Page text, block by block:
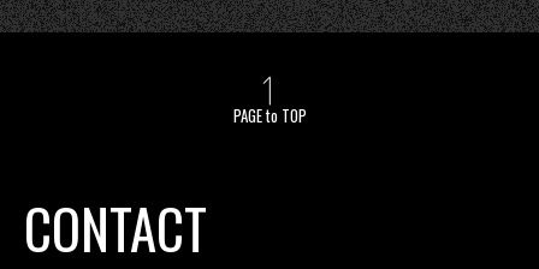
PAGE to TOP
CONTACT